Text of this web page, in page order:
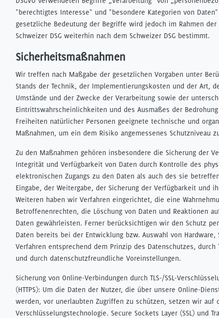
"berechtigtes Interesse" und "besondere Kategorien von
gesetzliche Bedeutung der Begriffe wird jedoch im Rahmen der
Schweizer DSG weiterhin nach dem Schweizer DSG bestimmt.
Sicherheitsmaßnahmen
Wir treffen nach Maßgabe der gesetzlichen Vorgaben unter
Stands der Technik, der Implementierungskosten und der Art,
Umstände und der Zwecke der Verarbeitung sowie der
Eintrittswahrscheinlichkeiten und des Ausmaßes der
Freiheiten natürlicher Personen geeignete technische und
Maßnahmen, um ein dem Risiko angemessenes Schutzniveau
Zu den Maßnahmen gehören insbesondere die Sicherung der
Integrität und Verfügbarkeit von Daten durch Kontrolle des
elektronischen Zugangs zu den Daten als auch des sie
Eingabe, der Weitergabe, der Sicherung der Verfügbarkeit und
Weiteren haben wir Verfahren eingerichtet, die eine
Betroffenenrechten, die Löschung von Daten und Reaktionen
Daten gewährleisten. Ferner berücksichtigen wir den Schutz
Daten bereits bei der Entwicklung bzw. Auswahl von Hardware,
Verfahren entsprechend dem Prinzip des Datenschutzes, durch
und durch datenschutzfreundliche Voreinstellungen.
Sicherung von Online-Verbindungen durch TLS-/SSL-
(HTTPS): Um die Daten der Nutzer, die über unsere Online-
werden, vor unerlaubten Zugriffen zu schützen, setzen wir auf
Verschlüsselungstechnologie. Secure Sockets Layer (SSL) und